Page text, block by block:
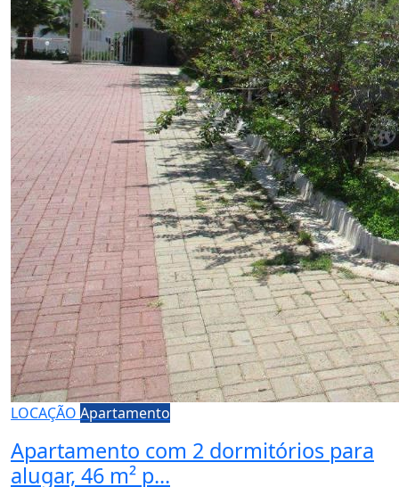
LOCAÇÃO Apartamento
Apartamento com 2 dormitórios para
alugar, 46 m² p...